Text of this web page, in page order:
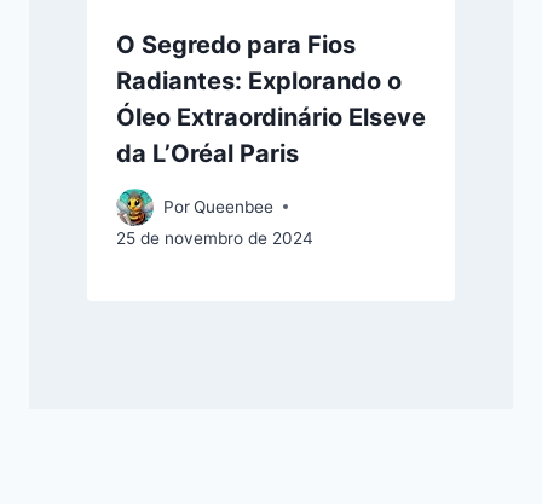
O Segredo para Fios
Radiantes: Explorando o
Óleo Extraordinário Elseve
da L’Oréal Paris
PorQueenbee
25 de novembro de 2024